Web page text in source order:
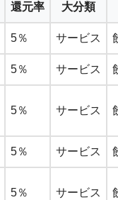
還元率 大分類
5％ サービス
5％ サービス
5％ サービス
5％ サービス
5％ サービス